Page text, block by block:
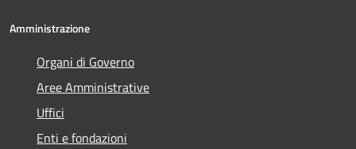
Amministrazione
Organi di Governo
Aree Amministrative
Uffici
Enti e fondazioni